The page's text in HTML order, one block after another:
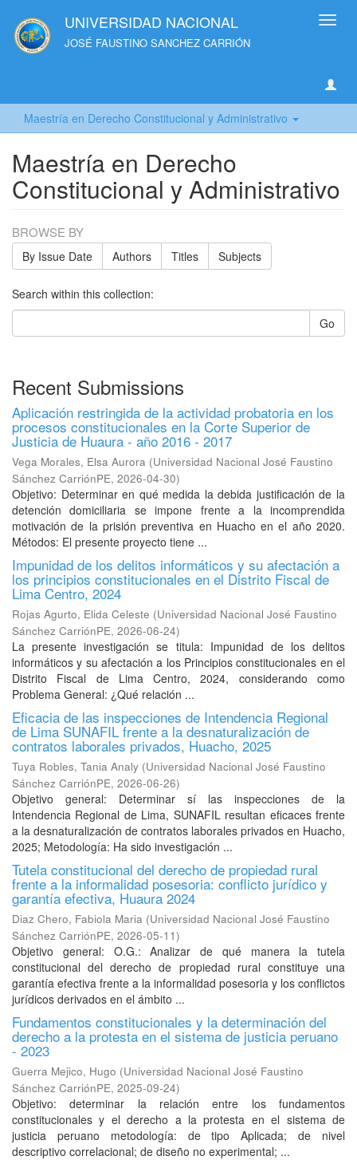
UNIVERSIDAD NACIONAL
JOSÉ FAUSTINO SANCHEZ CARRIÓN
Maestría en Derecho Constitucional y Administrativo
Maestría en Derecho
Constitucional y Administrativo
BROWSE BY
By Issue Date Authors Titles Subjects
Search within this collection:
Go
Recent Submissions
Aplicación restringida de la actividad probatoria en los
procesos constitucionales en la Corte Superior de
Justicia de Huaura - año 2016 - 2017
Vega Morales, Elsa Aurora (Universidad Nacional José Faustino
Sánchez CarriónPE, 2026-04-30)
Objetivo: Determinar en qué medida la debida justificación de la
detención domiciliaria se impone frente a la incomprendida
motivación de la prisión preventiva en Huacho en el año 2020.
Métodos: El presente proyecto tiene ...
Impunidad de los delitos informáticos y su afectación a
los principios constitucionales en el Distrito Fiscal de
Lima Centro, 2024
Rojas Agurto, Elida Celeste (Universidad Nacional José Faustino
Sánchez CarriónPE, 2026-06-24)
La presente investigación se titula: Impunidad de los delitos
informáticos y su afectación a los Principios constitucionales en el
Distrito Fiscal de Lima Centro, 2024, considerando como
Problema General: ¿Qué relación ...
Eficacia de las inspecciones de Intendencia Regional
de Lima SUNAFIL frente a la desnaturalización de
contratos laborales privados, Huacho, 2025
Tuya Robles, Tania Analy (Universidad Nacional José Faustino
Sánchez CarriónPE, 2026-06-26)
Objetivo general: Determinar sí las inspecciones de la
Intendencia Regional de Lima, SUNAFIL resultan eficaces frente
a la desnaturalización de contratos laborales privados en Huacho,
2025; Metodología: Ha sido investigación ...
Tutela constitucional del derecho de propiedad rural
frente a la informalidad posesoria: conflicto jurídico y
garantía efectiva, Huaura 2024
Diaz Chero, Fabiola Maria (Universidad Nacional José Faustino
Sánchez CarriónPE, 2026-05-11)
Objetivo general: O.G.: Analizar de qué manera la tutela
constitucional del derecho de propiedad rural constituye una
garantía efectiva frente a la informalidad posesoria y los conflictos
jurídicos derivados en el ámbito ...
Fundamentos constitucionales y la determinación del
derecho a la protesta en el sistema de justicia peruano
- 2023
Guerra Mejico, Hugo (Universidad Nacional José Faustino
Sánchez CarriónPE, 2025-09-24)
Objetivo: determinar la relación entre los fundamentos
constitucionales y el derecho a la protesta en el sistema de
justicia peruano metodología: de tipo Aplicada; de nivel
descriptivo correlacional; de diseño no experimental; ...